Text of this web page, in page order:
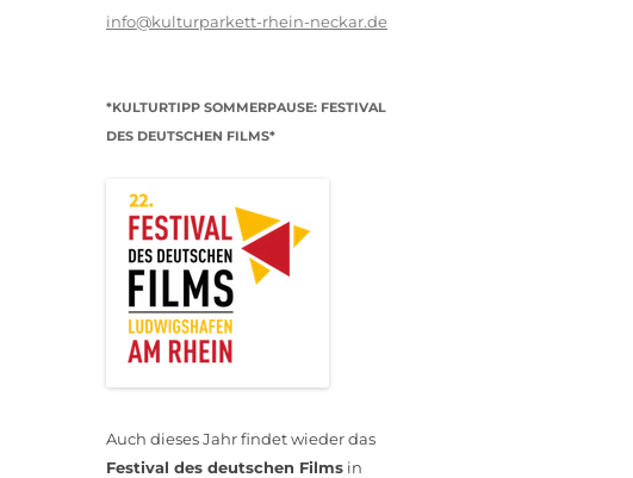
info@kulturparkett-rhein-neckar.de
*KULTURTIPP SOMMERPAUSE: FESTIVAL
DES DEUTSCHEN FILMS*
Auch dieses Jahr findet wieder das
Festival des deutschen Films in